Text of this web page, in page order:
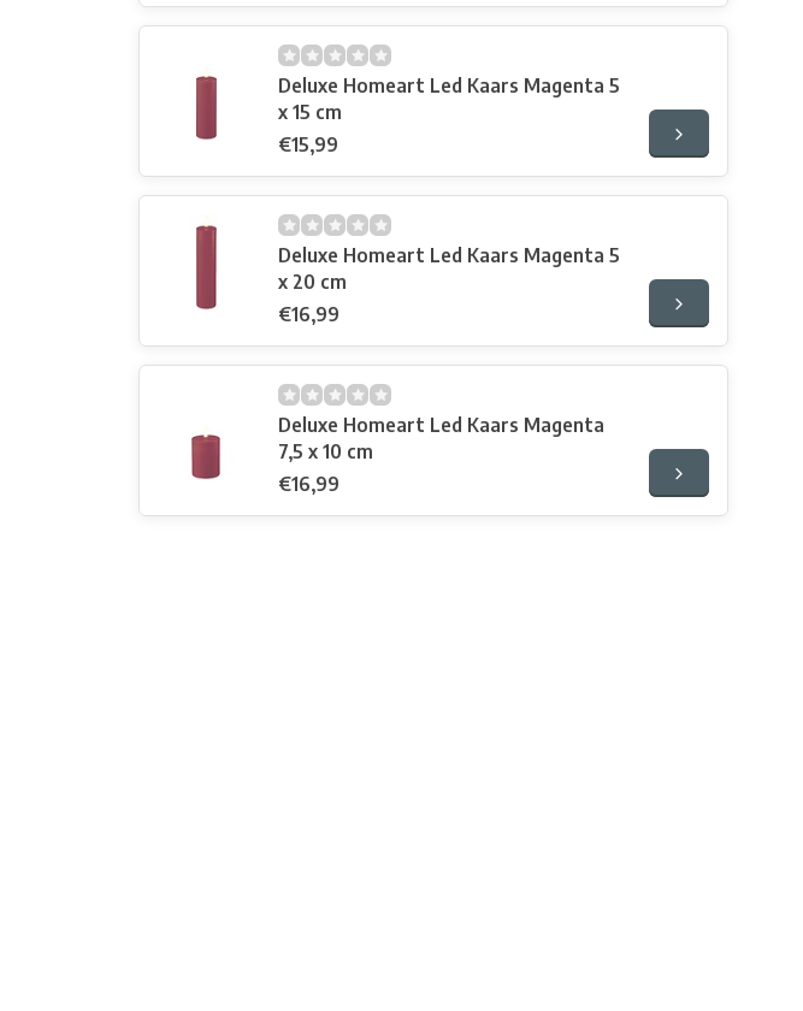
Deluxe Homeart Led Kaars Magenta 5
x 15 cm
€15,99
Deluxe Homeart Led Kaars Magenta 5
x 20 cm
€16,99
Deluxe Homeart Led Kaars Magenta
7,5 x 10 cm
€16,99